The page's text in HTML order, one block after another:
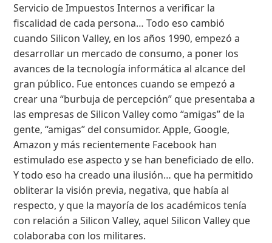
Servicio de Impuestos Internos a verificar la
fiscalidad de cada persona… Todo eso cambió
cuando Silicon Valley, en los años 1990, empezó a
desarrollar un mercado de consumo, a poner los
avances de la tecnología informática al alcance del
gran público. Fue entonces cuando se empezó a
crear una “burbuja de percepción” que presentaba a
las empresas de Silicon Valley como “amigas” de la
gente, “amigas” del consumidor. Apple, Google,
Amazon y más recientemente Facebook han
estimulado ese aspecto y se han beneficiado de ello.
Y todo eso ha creado una ilusión… que ha permitido
obliterar la visión previa, negativa, que había al
respecto, y que la mayoría de los académicos tenía
con relación a Silicon Valley, aquel Silicon Valley que
colaboraba con los militares.